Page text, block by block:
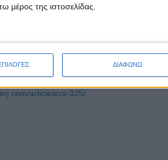
μέρος της ιστοσελίδας.
ΔΙΑΦΩΝΩ
πλατφόρμα για την εξάπλωση της
την κρίση των ανθρώπων για το τι
τάσεις στη συμπεριφορά των
εξάπλωση αναξιόπιστου
articles/cs-325/